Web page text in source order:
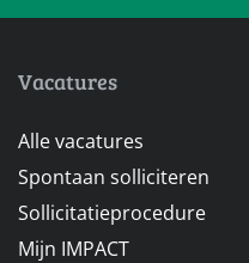
Vacatures
Alle vacatures
Spontaan solliciteren
Sollicitatieprocedure
Mijn IMPACT